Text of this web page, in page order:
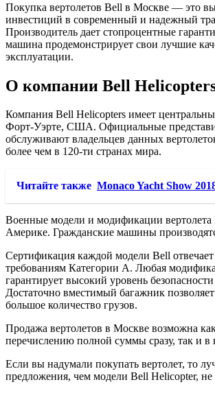
Покупка вертолетов Bell в Москве — это
инвестиций в современный и надежный
Производитель дает стопроцентные
машина продемонстрирует свои лучшие
эксплуатации.
О компании Bell
Компания Bell Helicopters имеет
Форт-Уэрте, США. Официальные
обслуживают владельцев данных
более чем в 120-ти странах мира.
Читайте также Monaco Yacht Show
Военные модели и модификации
Америке. Гражданские машины
Сертификация каждой модели Bell
требованиям Категории А. Любая
гарантирует высокий уровень
Достаточно вместимый багажник позволяет
большое количество грузов.
Продажа вертолетов в Москве возможна
перечислению полной суммы сразу, так и в
Если вы надумали покупать вертолет, то
предложения, чем модели Bell Helicopter, не